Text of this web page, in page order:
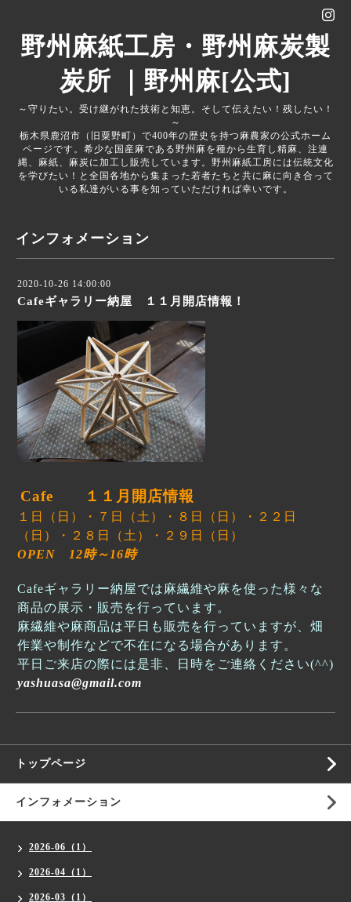
野州麻紙工房・野州麻炭製
炭所 ｜野州麻[公式]
～守りたい。受け継がれた技術と知恵。そして伝えたい！残したい！
～
栃木県鹿沼市（旧粟野町）で400年の歴史を持つ麻農家の公式ホーム
ページです。希少な国産麻である野州麻を種から生育し精麻、注連
縄、麻紙、麻炭に加工し販売しています。野州麻紙工房には伝統文化
を学びたい！と全国各地から集まった若者たちと共に麻に向き合って
いる私達がいる事を知っていただければ幸いです。
インフォメーション
2020-10-26 14:00:00
Cafeギャラリー納屋 １１月開店情報！
Cafe １１月開店情報
１日（日）・７日（土）・８日（日）・２２日
（日）・２８日（土）・２９日（日）
OPEN 12時～16時
Cafeギャラリー納屋では麻繊維や麻を使った様々な
商品の展示・販売を行っています。
麻繊維や麻商品は平日も販売を行っていますが、畑
作業や制作などで不在になる場合があります。
平日ご来店の際には是非、日時をご連絡ください(^^)
yashuasa@gmail.com
トップページ
インフォメーション
2026-06（1）
2026-04（1）
2026-03（1）